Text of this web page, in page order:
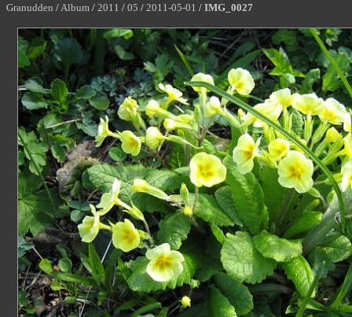
Granudden /Album / 2011 / 05 / 2011-05-01 / IMG_0027